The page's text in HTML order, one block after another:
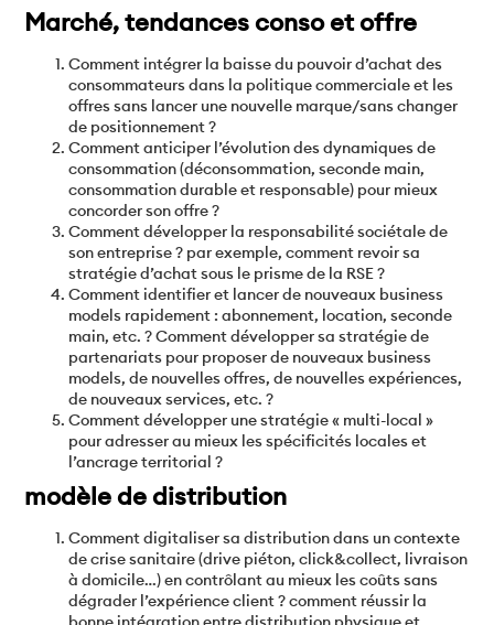
Marché, tendances conso et offre
Comment intégrer la baisse du pouvoir d’achat des
consommateurs dans la politique commerciale et les
offres sans lancer une nouvelle marque/sans changer
de positionnement ?
Comment anticiper l’évolution des dynamiques de
consommation (déconsommation, seconde main,
consommation durable et responsable) pour mieux
concorder son offre ?
Comment développer la responsabilité sociétale de
son entreprise ? par exemple, comment revoir sa
stratégie d’achat sous le prisme de la RSE ?
Comment identifier et lancer de nouveaux business
models rapidement : abonnement, location, seconde
main, etc. ? Comment développer sa stratégie de
partenariats pour proposer de nouveaux business
models, de nouvelles offres, de nouvelles expériences,
de nouveaux services, etc. ?
Comment développer une stratégie « multi-local »
pour adresser au mieux les spécificités locales et
l’ancrage territorial ?
modèle de distribution
Comment digitaliser sa distribution dans un contexte
de crise sanitaire (drive piéton, click&collect, livraison
à domicile…) en contrôlant au mieux les coûts sans
dégrader l’expérience client ? comment réussir la